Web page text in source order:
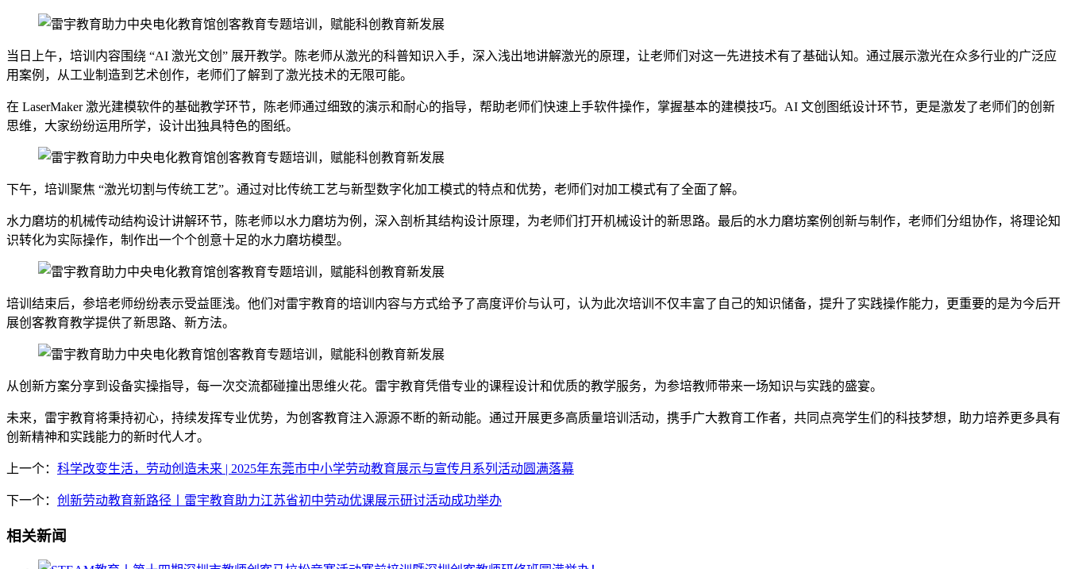
当日上午，培训内容围绕 “AI 激光文创” 展开教学。陈老师从激光的科普知识入手，深入浅出地讲解激光的原理，让老师们对这一先进技术有了基础认知。通过展示激光在众多行业的广泛应
用案例，从工业制造到艺术创作，老师们了解到了激光技术的无限可能。
在 LaserMaker 激光建模软件的基础教学环节，陈老师通过细致的演示和耐心的指导，帮助老师们快速上手软件操作，掌握基本的建模技巧。AI 文创图纸设计环节，更是激发了老师们的创新
思维，大家纷纷运用所学，设计出独具特色的图纸。
下午，培训聚焦 “激光切割与传统工艺”。通过对比传统工艺与新型数字化加工模式的特点和优势，老师们对加工模式有了全面了解。
水力磨坊的机械传动结构设计讲解环节，陈老师以水力磨坊为例，深入剖析其结构设计原理，为老师们打开机械设计的新思路。最后的水力磨坊案例创新与制作，老师们分组协作，将理论知
识转化为实际操作，制作出一个个创意十足的水力磨坊模型。
培训结束后，参培老师纷纷表示受益匪浅。他们对雷宇教育的培训内容与方式给予了高度评价与认可，认为此次培训不仅丰富了自己的知识储备，提升了实践操作能力，更重要的是为今后开
展创客教育教学提供了新思路、新方法。
从创新方案分享到设备实操指导，每一次交流都碰撞出思维火花。雷宇教育凭借专业的课程设计和优质的教学服务，为参培教师带来一场知识与实践的盛宴。
未来，雷宇教育将秉持初心，持续发挥专业优势，为创客教育注入源源不断的新动能。通过开展更多高质量培训活动，携手广大教育工作者，共同点亮学生们的科技梦想，助力培养更多具有
创新精神和实践能力的新时代人才。
上一个： 科学改变生活，劳动创造未来 | 2025年东莞市中小学劳动教育展示与宣传月系列活动圆满落幕
下一个： 创新劳动教育新路径丨雷宇教育助力江苏省初中劳动优课展示研讨活动成功举办
相关新闻